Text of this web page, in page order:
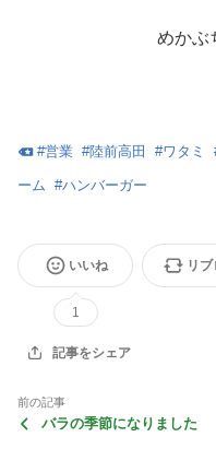
めかぶ
#営業 #陸前高田 #ワタミ
ーム #ハンバーガー
いいね
1
リ
記事をシェア
前の記事
バラの季節になりました